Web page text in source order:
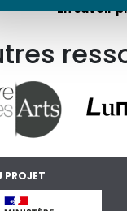
En savoir
PROJET